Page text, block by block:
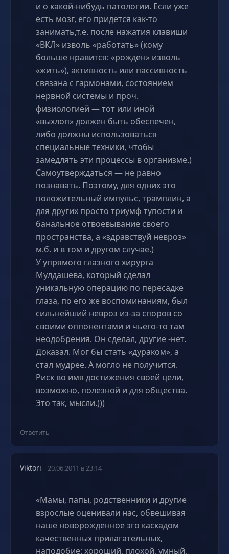
и о какой-нибудь патологии. Если уже
есть мозг, его придется как-то
занимать,т.е. после нажатия клавиши
«ВКЛ» изволь «работать» (кому
больше нравится: «рожден» изволь
«жить»), активность или пассивность
связана с гармонами, состоянием
нервной системы и проч.
физиологией — тот или иной
«выхлоп» должен быть обеспечен,
либо должны использоваться
специальные техники, чтобы
замедлять эти процессы в организме.)
Самоутверждаться — не равно
познавать. Поэтому, для одних это
положительный импульс, трамплин, а
для других просто триумф тупости и
банальное отвоевывание своего
пространства, а «здравствуй невроз»
м.б. и в том и другом случае.)
У упрямого глазного хирурга
Мулдашева, который сделал
уникальную операцию по пересадке
глаза, по его же воспоминаниям, был
сильнейший невроз из-за споров со
своими оппонентами и чьего-то там
неодобрения. Он сделал, другие -нет.
Доказал. Мог бы стать «дураком», а
стал мудрее. А могло не получится.
Риск во имя достижения своей цели,
возможно, полезной и для общества.
Это так, мысли.)))
Ответить
Viktori 20.06.2011 в 23:14
«Мамы, папы, родственники и другие
взрослые оценивали нас, обвешивая
наше новорожденное эго каскадом
качественных прилагательных,
наподобие: хороший, плохой, умный,